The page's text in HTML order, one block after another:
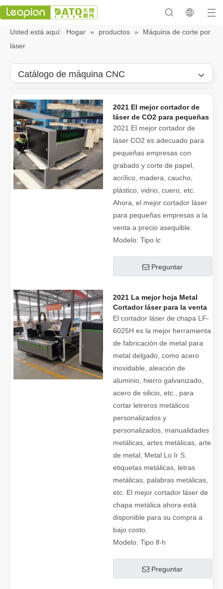
Usted está aquí: Hogar » productos »
Máquina de corte por
láser
Catálogo de máquina CNC
2021 El mejor cortador de
láser de CO2 para pequeñas
empresas
2021 El mejor cortador de
láser CO2 es adecuado para
pequeñas empresas con
grabado y corte de papel,
acrílico, madera, caucho,
plástico, vidrio, cuero, etc.
Ahora, el mejor cortador láser
para pequeñas empresas a la
venta a precio asequible.
Modelo: Tipo lc
Preguntar
2021 La mejor hoja Metal
Cortador láser para la venta
a precio de costo
El cortador láser de chapa LF-
6025H es la mejor herramienta
de fabricación de metal para
metal delgado, como acero
inoxidable, aleación de
aluminio, hierro galvanizado,
acero de silicio, etc., para
cortar letreros metálicos
personalizados y
personalizados, manualidades
metálicas, artes metálicas, arte
de metal, Metal Lo Ir S,
etiquetas metálicas, letras
metálicas, palabras metálicas,
etc. El mejor cortador láser de
chapa metálica ahora está
disponible para su compra a
bajo costo.
Modelo: Tipo lf-h
Preguntar